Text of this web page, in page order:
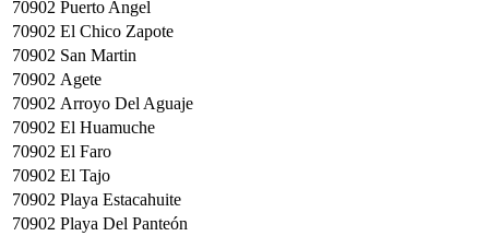
70902 Puerto Angel
70902 El Chico Zapote
70902 San Martin
70902 Agete
70902 Arroyo Del Aguaje
70902 El Huamuche
70902 El Faro
70902 El Tajo
70902 Playa Estacahuite
70902 Playa Del Panteón